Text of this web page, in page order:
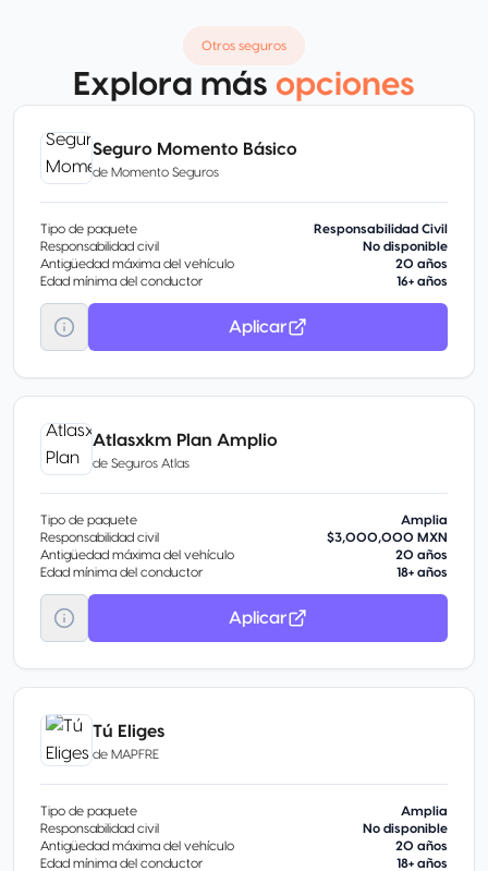
Otros seguros
Explora más opciones
Seguro Momento Básico
de Momento Seguros
Tipo de paquete
Responsabilidad Civil
Responsabilidad civil
No disponible
Antigüedad máxima del vehículo
20 años
Edad mínima del conductor
16+ años
Aplicar
Atlasxkm Plan Amplio
de Seguros Atlas
Tipo de paquete
Amplia
Responsabilidad civil
$3,000,000 MXN
Antigüedad máxima del vehículo
20 años
Edad mínima del conductor
18+ años
Aplicar
Tú Eliges
de MAPFRE
Tipo de paquete
Amplia
Responsabilidad civil
No disponible
Antigüedad máxima del vehículo
20 años
Edad mínima del conductor
18+ años